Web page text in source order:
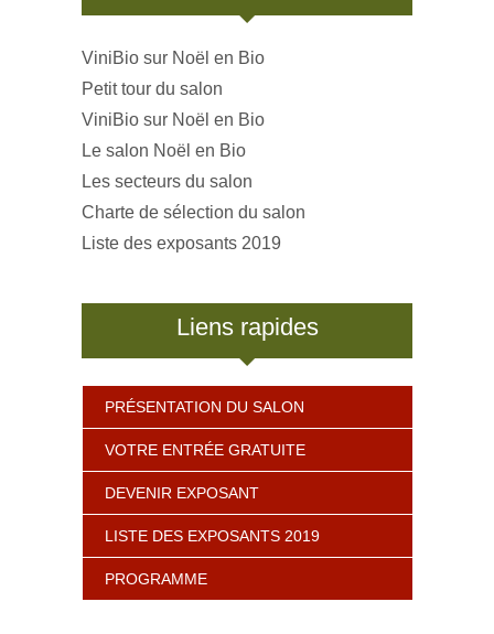
ViniBio sur Noël en Bio
Petit tour du salon
ViniBio sur Noël en Bio
Le salon Noël en Bio
Les secteurs du salon
Charte de sélection du salon
Liste des exposants 2019
Liens rapides
PRÉSENTATION DU SALON
VOTRE ENTRÉE GRATUITE
DEVENIR EXPOSANT
LISTE DES EXPOSANTS 2019
PROGRAMME